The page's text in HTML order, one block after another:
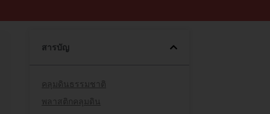
สารบัญ
คลุมดินธรรมชาติ
พลาสติกคลุมดิน